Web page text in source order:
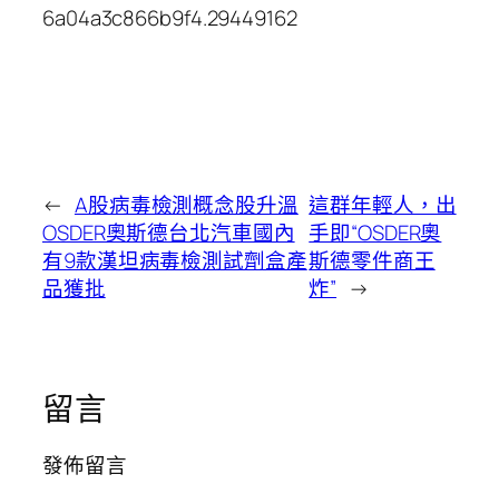
6a04a3c866b9f4.29449162
← A股病毒檢測概念股升溫
OSDER奧斯德台北汽車國內
有9款漢坦病毒檢測試劑盒產
品獲批
這群年輕人，出
手即“OSDER奧
斯德零件商王
炸” →
留言
發佈留言